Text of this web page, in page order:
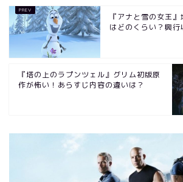
『アナと雪の女王
はどのくらい？興行
『塔の上のラプンツェル』グリム初版原
作が怖い！あらすじ内容の違いは？